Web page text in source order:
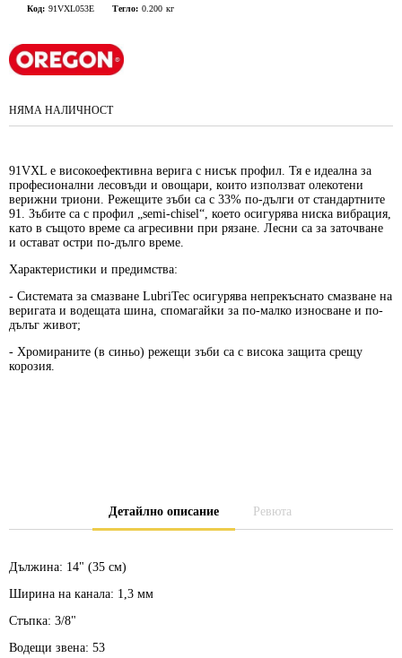
Код: 91VXL053E Тегло: 0.200 кг
НЯМА НАЛИЧНОСТ
91VXL е високоефективна верига с нисък профил. Тя е идеална за
професионални лесовъди и овощари, които използват олекотени
верижни триони. Режещите зъби са с 33% по-дълги от стандартните
91. Зъбите са с профил „semi-сhisel“, което осигурява ниска вибрация,
като в същото време са агресивни при рязане. Лесни са за заточване
и остават остри по-дълго време.
Характеристики и предимства:
- Системата за смазване LubriTec осигурява непрекъснато смазване на
веригата и водещата шина, спомагайки за по-малко износване и по-
дълъг живот;
- Хромираните (в синьо) режещи зъби са с висока защита срещу
корозия.
Детайлно описание Ревюта
Дължина: 14" (35 см)
Ширина на канала: 1,3 мм
Стъпка: 3/8"
Водещи звена: 53